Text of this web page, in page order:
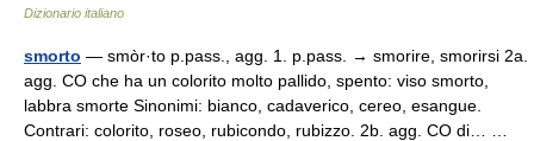
Dizionario italiano
smorto — smòr·to p.pass., agg. 1. p.pass. → smorire, smorirsi 2a.
agg. CO che ha un colorito molto pallido, spento: viso smorto,
labbra smorte Sinonimi: bianco, cadaverico, cereo, esangue.
Contrari: colorito, roseo, rubicondo, rubizzo. 2b. agg. CO di… …